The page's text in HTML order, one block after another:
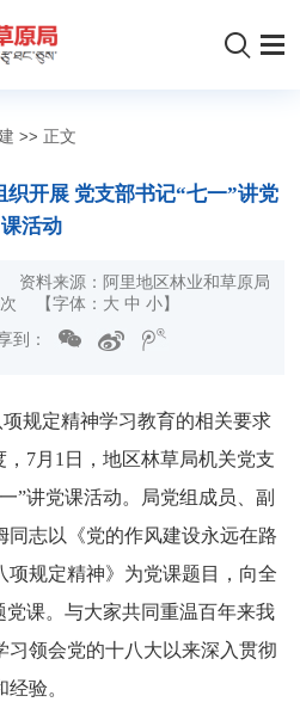
>> 正文
开展 党支部书记“七一”讲党
课活动
资料来源：阿里地区林业和草原局
次 【字体： 大 中 小 】
到：
规定精神学习教育的相关要求
7月1日，地区林草局机关党支
”讲党课活动。局党组成员、副
同志以
《党的作风建设永远在路
项规定精神》 为党课题目，向全
党课。与大家共同重温百年来我
习领会党的十八大以来深入贯彻
验。